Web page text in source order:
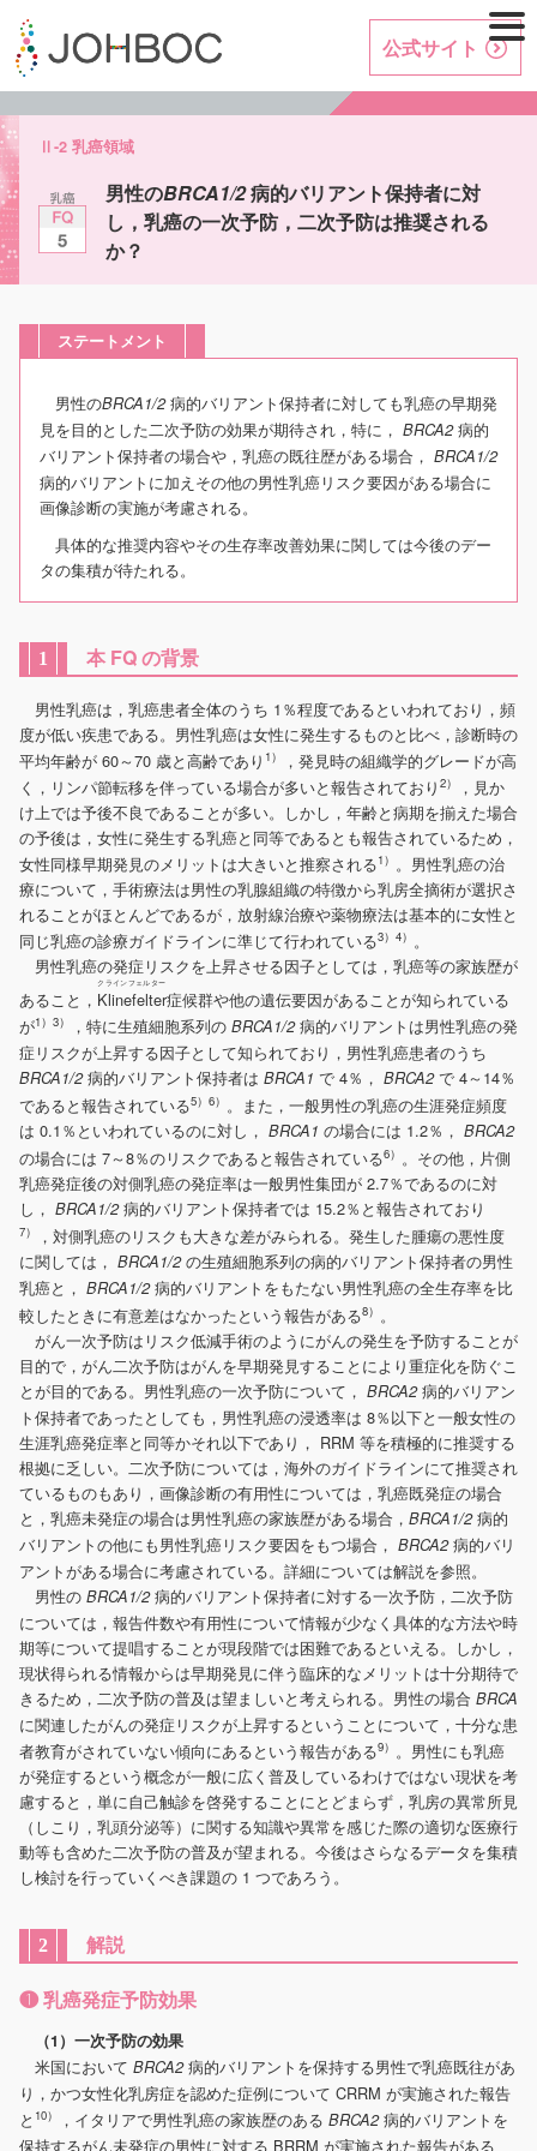
公式サイト
Ⅱ-2 乳癌領域
男性のBRCA1/2病的バリアント保持者に対
し，乳癌の一次予防，二次予防は推奨される
か？
ステートメント
男性のBRCA1/2病的バリアント保持者に対しても乳癌の早期発
見を目的とした二次予防の効果が期待され，特に， BRCA2病的
バリアント保持者の場合や，乳癌の既往歴がある場合， BRCA1/2
病的バリアントに加えその他の男性乳癌リスク要因がある場合に
画像診断の実施が考慮される。
具体的な推奨内容やその生存率改善効果に関しては今後のデー
タの集積が待たれる。
1 本 FQ の背景
男性乳癌は，乳癌患者全体のうち 1％程度であるといわれており，頻
度が低い疾患である。男性乳癌は女性に発生するものと比べ，診断時の
平均年齢が 60～70 歳と高齢であり 1）
，発見時の組織学的グレードが高
く，リンパ節転移を伴っている場合が多いと報告されており 2）
，見か
け上では予後不良であることが多い。しかし，年齢と病期を揃えた場合
の予後は，女性に発生する乳癌と同等であるとも報告されているため，
女性同様早期発見のメリットは大きいと推察される1） 。男性乳癌の治
療について，手術療法は男性の乳腺組織の特徴から乳房全摘術が選択さ
れることがほとんどであるが，放射線治療や薬物療法は基本的に女性と
同じ乳癌の診療ガイドラインに準じて行われている3）4） 。
男性乳癌の発症リスクを上昇させる因子としては，乳癌等の家族歴が
あること， Klinefelter
クラインフェルター
症候群や他の遺伝要因があることが知られている
が1）3） ，特に生殖細胞系列の BRCA1/2病的バリアントは男性乳癌の発
症リスクが上昇する因子として知られており，男性乳癌患者のうち
BRCA1/2病的バリアント保持者は BRCA1 で 4％， BRCA2で 4～14％
であると報告されている5）6） 。また，一般男性の乳癌の生涯発症頻度
は 0.1％といわれているのに対し， BRCA1 の場合には 1.2％， BRCA2
の場合には 7～8％のリスクであると報告されている6） 。その他，片側
乳癌発症後の対側乳癌の発症率は一般男性集団が 2.7％であるのに対
し， BRCA1/2病的バリアント保持者では 15.2％と報告されており
7）
，対側乳癌のリスクも大きな差がみられる。発生した腫瘍の悪性度
に関しては， BRCA1/2の生殖細胞系列の病的バリアント保持者の男性
乳癌と， BRCA1/2病的バリアントをもたない男性乳癌の全生存率を比
較したときに有意差はなかったという報告がある8） 。
がん一次予防はリスク低減手術のようにがんの発生を予防することが
目的で，がん二次予防はがんを早期発見することにより重症化を防ぐこ
とが目的である。男性乳癌の一次予防について， BRCA2病的バリアン
ト保持者であったとしても，男性乳癌の浸透率は 8％以下と一般女性の
生涯乳癌発症率と同等かそれ以下であり， RRM 等を積極的に推奨する
根拠に乏しい。二次予防については，海外のガイドラインにて推奨され
ているものもあり，画像診断の有用性については，乳癌既発症の場合
と，乳癌未発症の場合は男性乳癌の家族歴がある場合， BRCA1/2病的
バリアントの他にも男性乳癌リスク要因をもつ場合， BRCA2病的バリ
アントがある場合に考慮されている。詳細については解説を参照。
男性のBRCA1/2病的バリアント保持者に対する一次予防，二次予防
については，報告件数や有用性について情報が少なく具体的な方法や時
期等について提唱することが現段階では困難であるといえる。しかし，
現状得られる情報からは早期発見に伴う臨床的なメリットは十分期待で
きるため，二次予防の普及は望ましいと考えられる。男性の場合 BRCA
に関連したがんの発症リスクが上昇するということについて，十分な患
者教育がされていない傾向にあるという報告がある9） 。男性にも乳癌
が発症するという概念が一般に広く普及しているわけではない現状を考
慮すると，単に自己触診を啓発することにとどまらず，乳房の異常所見
（しこり，乳頭分泌等）に関する知識や異常を感じた際の適切な医療行
動等も含めた二次予防の普及が望まれる。今後はさらなるデータを集積
し検討を行っていくべき課題の 1 つであろう。
2
解説
❶ 乳癌発症予防効果
（1）一次予防の効果
米国において BRCA2病的バリアントを保持する男性で乳癌既往があ
り，かつ女性化乳房症を認めた症例について CRRM が実施された報告
と 10） ，イタリアで男性乳癌の家族歴のある BRCA2病的バリアントを
保持するがん未発症の男性に対する BRRM が実施された報告がある